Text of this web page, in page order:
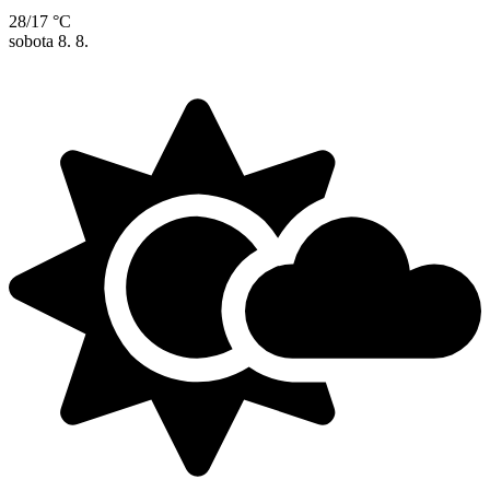
28/17 °C
sobota 8. 8.